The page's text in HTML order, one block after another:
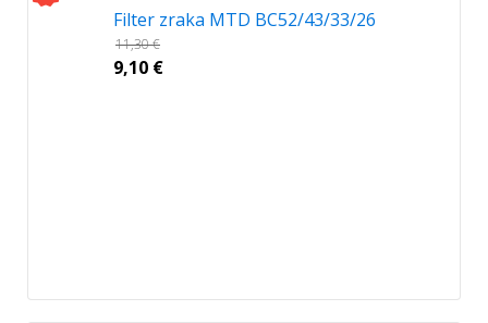
Filter zraka MTD BC52/43/33/26
11,30€
9,10 €